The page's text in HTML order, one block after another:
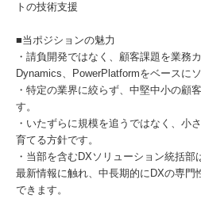
トの技術支援
■当ポジションの魅力
・請負開発ではなく、顧客課題を業務
Dynamics、PowerPlatformをベースに
・特定の業界に絞らず、中堅中小の顧
す。
・いたずらに規模を追うではなく、小
育てる方針です。
・当部を含むDXソリューション統括
最新情報に触れ、中長期的にDXの専門
できます。